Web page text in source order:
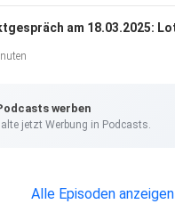
werben
jetzt Werbung in Podcasts.
Alle Episoden anzeigen